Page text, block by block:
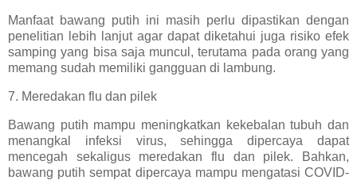
Manfaat bawang putih ini masih perlu dipastikan dengan
penelitian lebih lanjut agar dapat diketahui juga risiko efek
samping yang bisa saja muncul, terutama pada orang yang
memang sudah memiliki gangguan di lambung.
7. Meredakan flu dan pilek
Bawang putih mampu meningkatkan kekebalan tubuh dan
menangkal infeksi virus, sehingga dipercaya dapat
mencegah sekaligus meredakan flu dan pilek. Bahkan,
bawang putih sempat dipercaya mampu mengatasi COVID-